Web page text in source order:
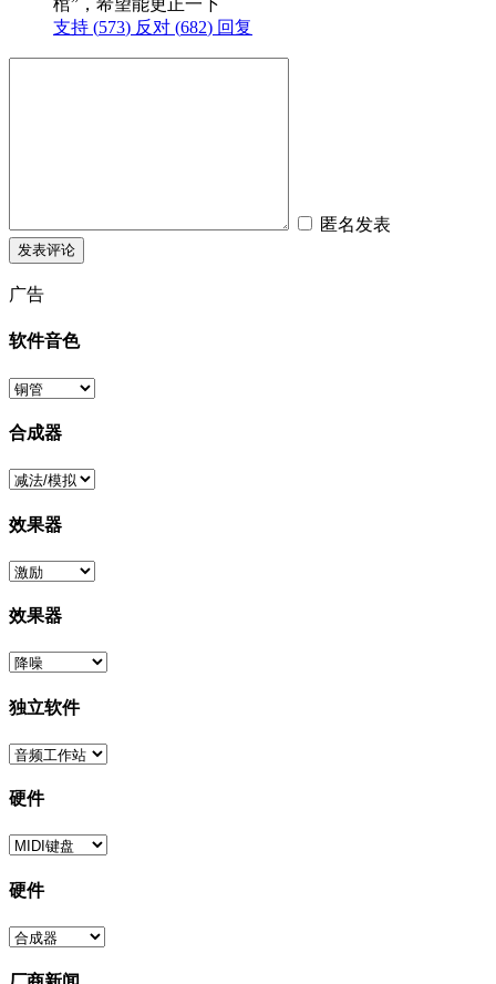
棺”，希望能更正一下
支持 (573) 反对 (682) 回复
匿名发表
广告
软件音色
合成器
效果器
效果器
独立软件
硬件
硬件